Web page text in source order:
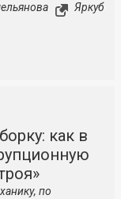
Яркуб
как в
по